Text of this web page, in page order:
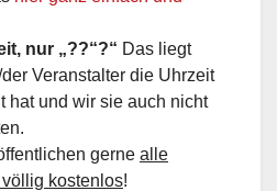
nur „??“?“ Das liegt
Veranstalter die Uhrzeit
hat und wir sie auch nicht
gerne alle
kostenlos!